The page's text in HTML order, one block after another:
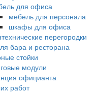
для офиса
мебель для персонала
шкафы для офиса
перегородки
бара и ресторана
стойки
модули
официанта
работ